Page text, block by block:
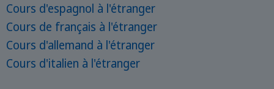
Cours d'espagnol à l'étranger
Cours de français à l'étranger
Cours d'allemand à l'étranger
Cours d'italien à l'étranger